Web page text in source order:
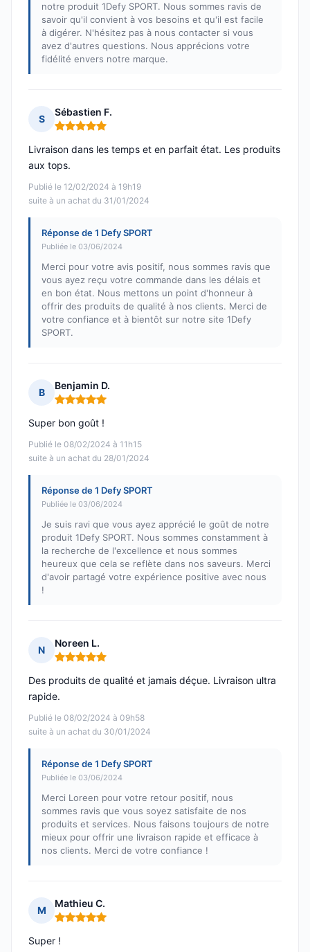
notre produit 1Defy SPORT. Nous sommes ravis de
savoir qu'il convient à vos besoins et qu'il est facile
à digérer. N'hésitez pas à nous contacter si vous
avez d'autres questions. Nous apprécions votre
fidélité envers notre marque.
S
Sébastien F.
Note : 5 sur 5
Publié le 12/02/2024 à 19h19
suite à un achat du 31/01/2024
Livraison dans les temps et en parfait état. Les produits
aux tops.
Réponse de 1 Defy SPORT
Publiée le 03/06/2024
Merci pour votre avis positif, nous sommes ravis que
vous ayez reçu votre commande dans les délais et
en bon état. Nous mettons un point d'honneur à
offrir des produits de qualité à nos clients. Merci de
votre confiance et à bientôt sur notre site 1Defy
SPORT.
B
Benjamin D.
Note : 5 sur 5
Publié le 08/02/2024 à 11h15
suite à un achat du 28/01/2024
Super bon goût !
Réponse de 1 Defy SPORT
Publiée le 03/06/2024
Je suis ravi que vous ayez apprécié le goût de notre
produit 1Defy SPORT. Nous sommes constamment à
la recherche de l'excellence et nous sommes
heureux que cela se reflète dans nos saveurs. Merci
d'avoir partagé votre expérience positive avec nous
!
N
Noreen L.
Note : 5 sur 5
Publié le 08/02/2024 à 09h58
suite à un achat du 30/01/2024
Des produits de qualité et jamais déçue. Livraison ultra
rapide.
Réponse de 1 Defy SPORT
Publiée le 03/06/2024
Merci Loreen pour votre retour positif, nous
sommes ravis que vous soyez satisfaite de nos
produits et services. Nous faisons toujours de notre
mieux pour offrir une livraison rapide et efficace à
nos clients. Merci de votre confiance !
M
Mathieu C.
Note : 5 sur 5
Super !